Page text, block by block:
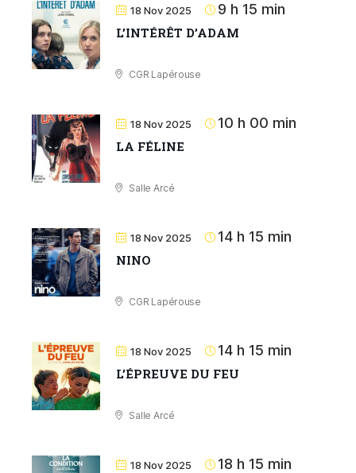
18 Nov 2025 9 h 15 min
LʼINTÉRÊT DʼADAM
CGR Lapérouse
18 Nov 2025 10 h 00 min
LA FÉLINE
Salle Arcé
18 Nov 2025 14 h 15 min
NINO
CGR Lapérouse
18 Nov 2025 14 h 15 min
LʼÉPREUVE DU FEU
Salle Arcé
18 Nov 2025 18 h 15 min